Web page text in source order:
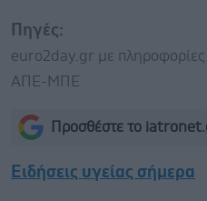
Πηγές:
euro2day.gr με
ΑΠΕ-ΜΠΕ
Προσθέστε το
Ειδήσεις υγείας σήμερα